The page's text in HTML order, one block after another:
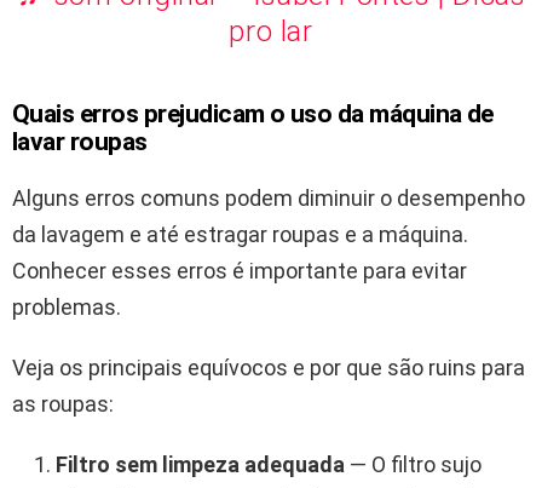
pro lar
Quais erros prejudicam o uso da máquina de
lavar roupas
Alguns erros comuns podem diminuir o desempenho
da lavagem e até estragar roupas e a máquina.
Conhecer esses erros é importante para evitar
problemas.
Veja os principais equívocos e por que são ruins para
as roupas:
Filtro sem limpeza adequada — O filtro sujo